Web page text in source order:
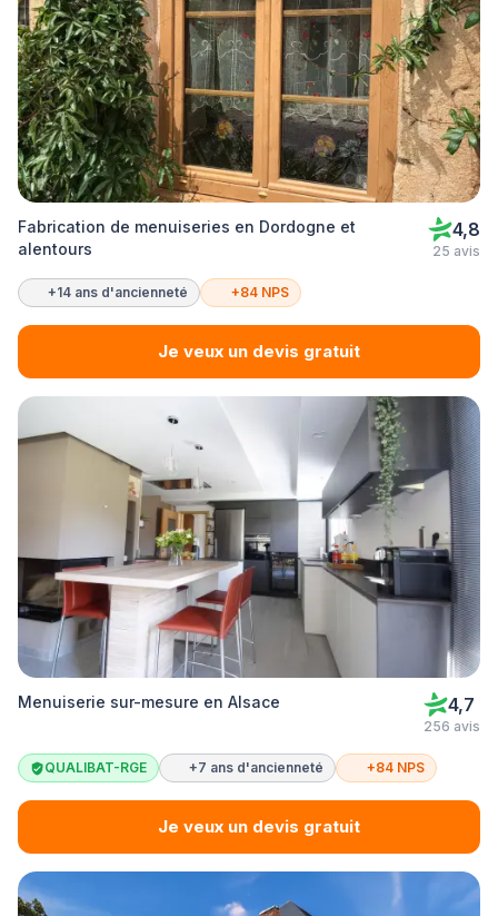
Fabrication de menuiseries en Dordogne et
alentours
4,8
25 avis
+14 ans d'ancienneté +84 NPS
Je veux un devis gratuit
Menuiserie sur-mesure en Alsace 4,7
256 avis
QUALIBAT-RGE +7 ans d'ancienneté +84 NPS
Je veux un devis gratuit